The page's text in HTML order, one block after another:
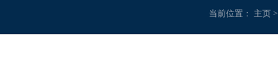
当前位置： 主页>